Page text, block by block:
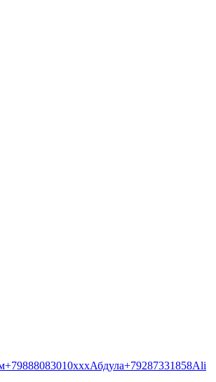
+79888083010хххАбдула+79287331858Ali